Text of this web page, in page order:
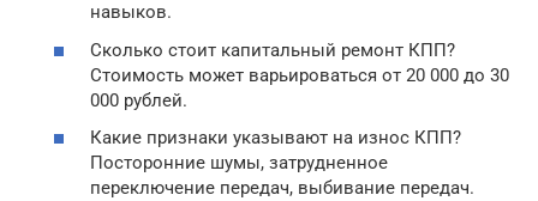
навыков.
Сколько стоит капитальный ремонт КПП?
Стоимость может варьироваться от 20 000 до 30
000 рублей.
Какие признаки указывают на износ КПП?
Посторонние шумы, затрудненное
переключение передач, выбивание передач.